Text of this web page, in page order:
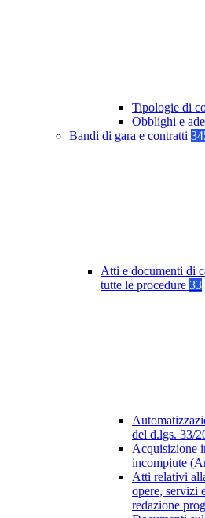
Tipologie di
Obblighi e
Bandi di gara e contratti
Atti e documenti di
tutte le procedure 33
del d.lgs. 33/
Acquisizione
incompiute
Atti relativi
opere, servizi
redazione